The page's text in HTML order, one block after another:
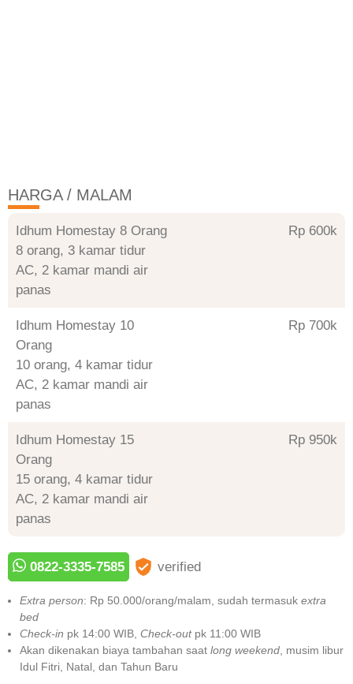
HARGA / MALAM
Idhum Homestay 8 Orang
8 orang, 3 kamar tidur
AC, 2 kamar mandi air
panas
Rp 600
Idhum Homestay 10
Orang
10 orang, 4 kamar tidur
AC, 2 kamar mandi air
panas
Rp 700
Idhum Homestay 15
Orang
15 orang, 4 kamar tidur
AC, 2 kamar mandi air
panas
Rp 950
0822-3335-7585 verified
Extra person: Rp 50.000/orang/malam, sudah termasuk extra
bed
Check-in pk 14:00 WIB, Check-outpk 11:00 WIB
Akan dikenakan biaya tambahan saat long weekend , musim libur
Idul Fitri, Natal, dan Tahun Baru